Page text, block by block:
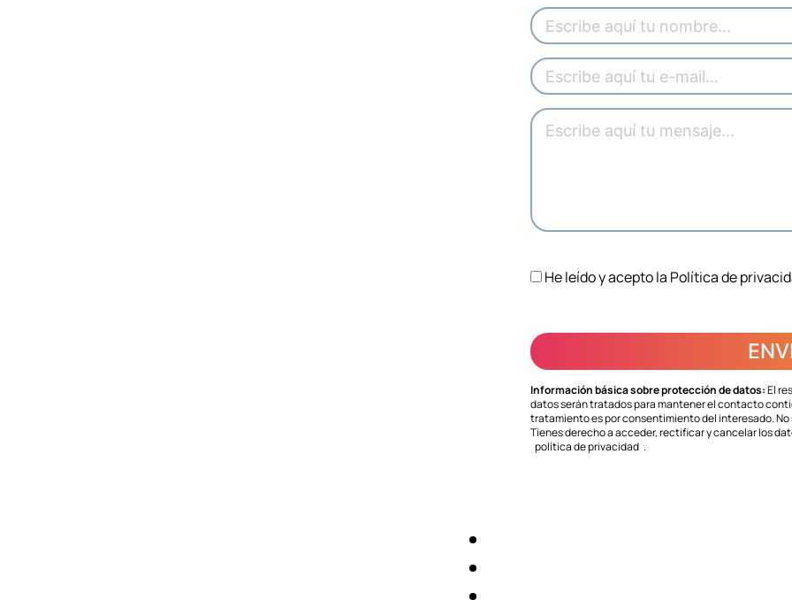
He leído y acepto la Política de
Información básica sobre protección de datos:El
datos serán tratados para mantener el contacto
tratamiento es por consentimiento del interesado.
Tienes derecho a acceder, rectificar y cancelar los
política de privacidad .